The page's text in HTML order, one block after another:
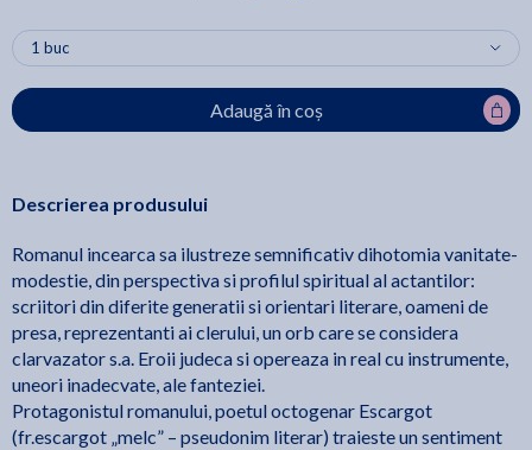
Adaugă în coș
Descrierea produsului
Romanul incearca sa ilustreze semnificativ dihotomia vanitate-
modestie, din perspectiva si profilul spiritual al actantilor:
scriitori din diferite generatii si orientari literare, oameni de
presa, reprezentanti ai clerului, un orb care se considera
clarvazator s.a. Eroii judeca si opereaza in real cu instrumente,
uneori inadecvate, ale fanteziei.
Protagonistul romanului, poetul octogenar Escargot
(fr.escargot „melc” – pseudonim literar) traieste un sentiment